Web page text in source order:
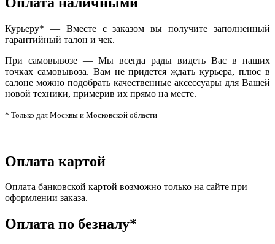
Курьеру* — Вместе с заказом вы получите заполненный
гарантийный талон и чек.
При самовывозе — Мы всегда рады видеть Вас в наших
точках самовывоза. Вам не придется ждать курьера, плюс в
салоне можно подобрать качественные аксессуары для Вашей
новой техники, примерив их прямо на месте.
* Только для Москвы и Московской области
Оплата картой
Оплата банковской картой возможно только на сайте при
оформлении заказа.
Оплата по безналу*